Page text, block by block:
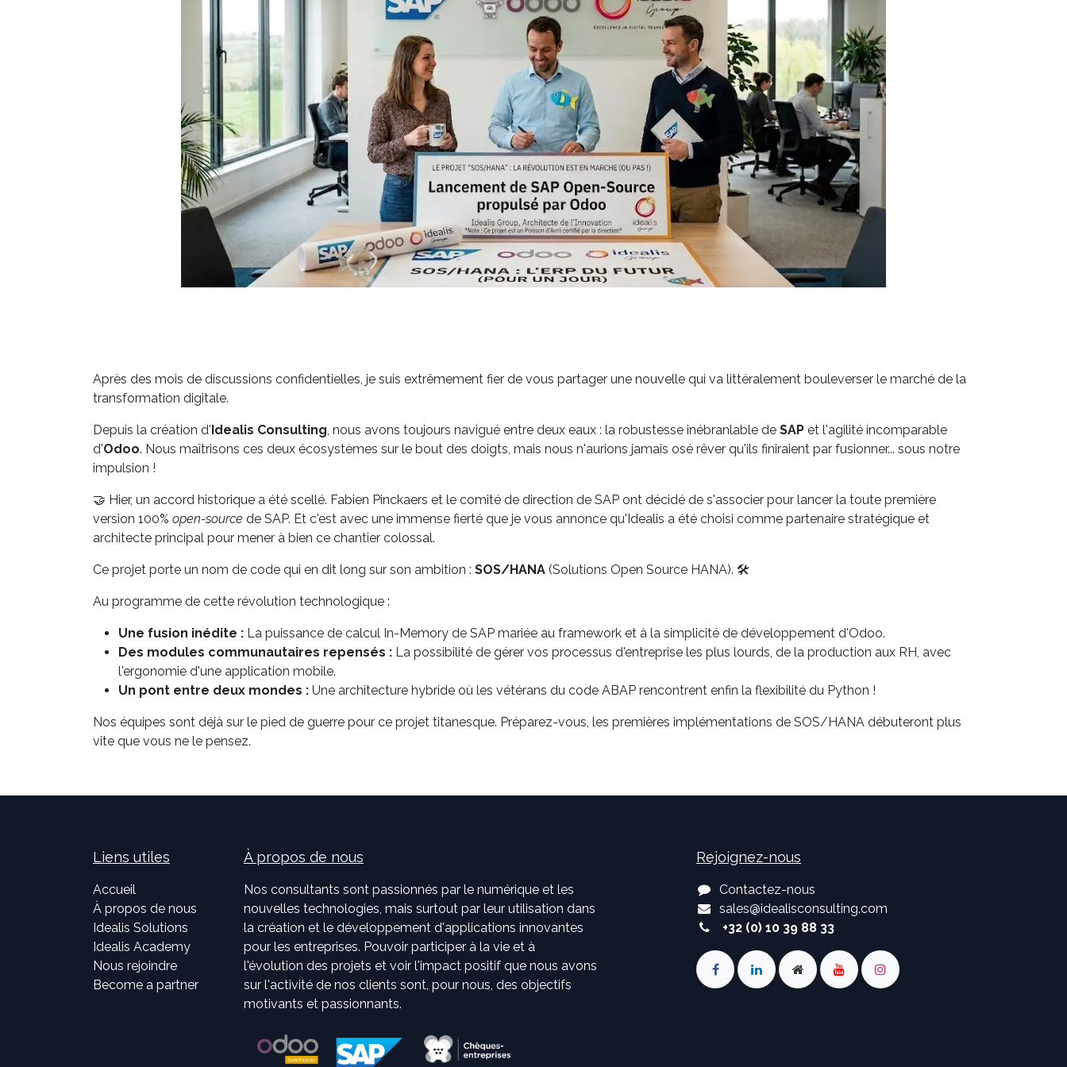
Après des mois de discussions confidentielles, je suis extrêmement fier de vous partager une nouvelle qui va littéralement bouleverser le marché de la
transformation digitale.
Depuis la création d'Idealis Consulting , nous avons toujours navigué entre deux eaux : la robustesse inébranlable de SAP et l'agilité incomparable
d'Odoo. Nous maîtrisons ces deux écosystèmes sur le bout des doigts, mais nous n'aurions jamais osé rêver qu'ils finiraient par fusionner... sous notre
impulsion !
🤝 Hier, un accord historique a été scellé. Fabien Pinckaers et le comité de direction de SAP ont décidé de s'associer pour lancer la toute première
version 100% open-source de SAP. Et c'est avec une immense fierté que je vous annonce qu'Idealis a été choisi comme partenaire stratégique et
architecte principal pour mener à bien ce chantier colossal.
Ce projet porte un nom de code qui en dit long sur son ambition : SOS/HANA (Solutions Open Source HANA). 🛠️
Au programme de cette révolution technologique :
Une fusion inédite : La puissance de calcul In-Memory de SAP mariée au framework et à la simplicité de développement d'Odoo.
Des modules communautaires repensés : La possibilité de gérer vos processus d'entreprise les plus lourds, de la production aux RH, avec
l'ergonomie d'une application mobile.
Un pont entre deux mondes : Une architecture hybride où les vétérans du code ABAP rencontrent enfin la flexibilité du Python !
Nos équipes sont déjà sur le pied de guerre pour ce projet titanesque. Préparez-vous, les premières implémentations de SOS/HANA débuteront plus
vite que vous ne le pensez.
Liens utiles
Accueil
À propos de nous
Idealis Solutions
Idealis Academy
Nous rejoindre
Become a partner
À propos de nous
Nos consultants sont passionnés par le numérique et les
nouvelles technologies, mais surtout par leur utilisation dans
la création et le développement d'applications innovantes
pour les entreprises. Pouvoir participer à la vie et à
l'évolution des projets et voir l'impact positif que nous avons
sur l'activité de nos clients sont, pour nous, des objectifs
motivants et passionnants.
Rejoignez-nous
Contactez-nous
sales@idealisconsulting.com
+32 (0) 10 39 88 33